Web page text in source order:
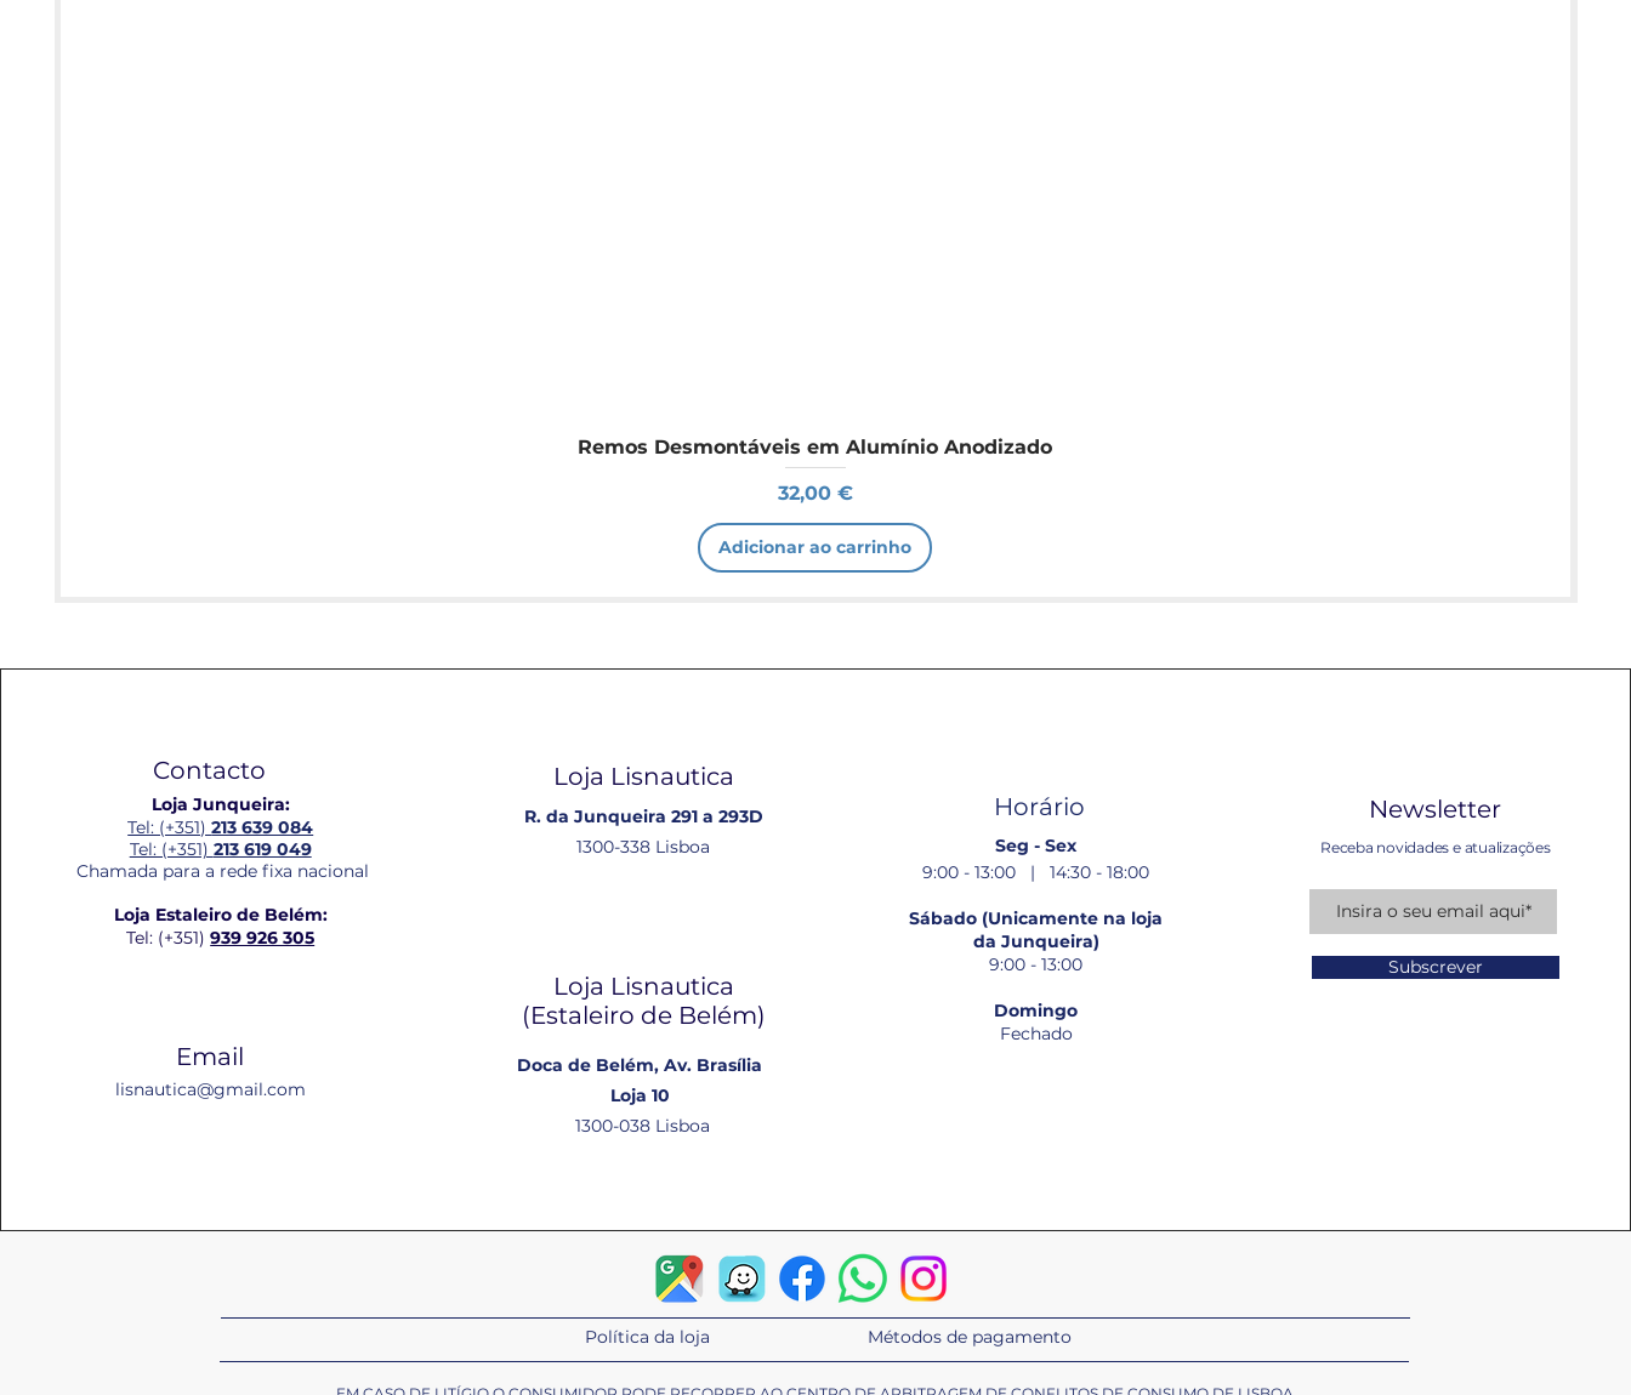
Remos Desmontáveis em Alumínio Anodizado
Preço
32,00 €
Adicionar ao carrinho
Contacto
Loja Junqueira:
Tel: (+351)213 639 084
Tel: (+351) 213 619 049
Chamada para a rede fixa nacional
Loja Estaleiro de Belém:
Tel: (+351)939 926 305
Email
lisnautica@gmail.com
Loja Lisnautica
R. da Junqueira 291 a 293D
1300-338 Lisboa
Loja Lisnautica
(Estaleiro de Belém​)
Doca de Belém, Av. Brasília
Loja 10
1300-038 Lisboa
Horário
Seg - Sex
9:00 - 13:00 | 14:30 - 18:00
Sábado (Unicamente na loja
da Junqueira)
9:00 - 13:00
Domingo
Fechado
Newsletter
Receba novidades e atualizações
Subscrever
Política da loja Métodos de pagamento